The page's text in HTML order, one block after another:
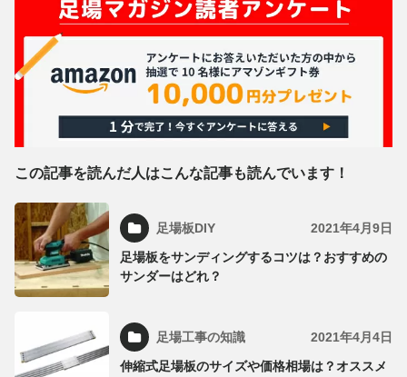
この記事を読んだ人はこんな記事も読んでいます！
足場板DIY 2021年4月9日
足場板をサンディングするコツは？おすすめの
サンダーはどれ？
足場工事の知識 2021年4月4日
伸縮式足場板のサイズや価格相場は？オススメ